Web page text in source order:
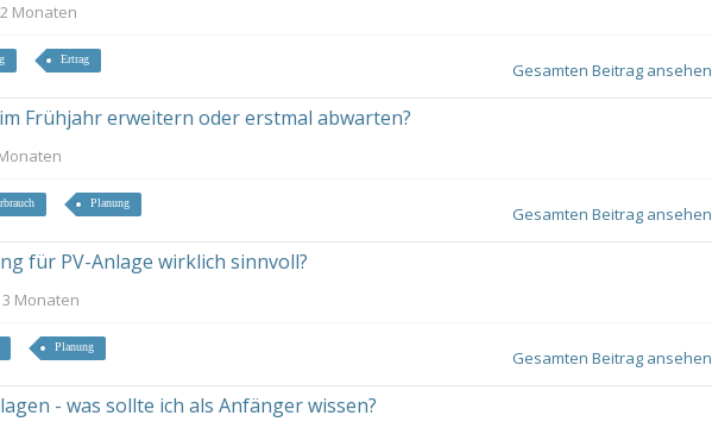
Monaten
Ertrag
Gesamten Beitrag ansehen
Frühjahr erweitern oder erstmal abwarten?
Planung
Gesamten Beitrag ansehen
für PV-Anlage wirklich sinnvoll?
Monaten
Planung
Gesamten Beitrag ansehen
- was sollte ich als Anfänger wissen?